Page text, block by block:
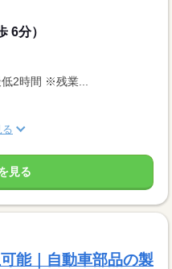
6分）
2時間 ※残業...
る
見る
能｜自動車部品の製